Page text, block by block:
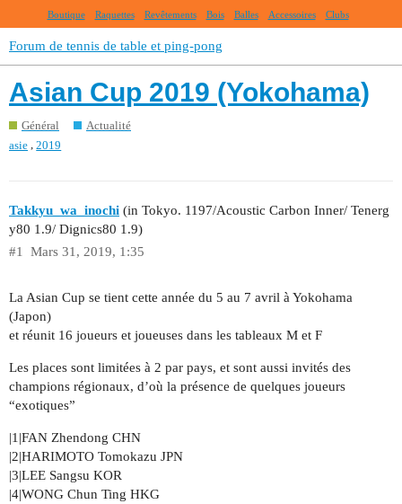
Boutique Raquettes Revêtements Bois Balles Accessoires Clubs
Forum de tennis de table et ping-pong
Asian Cup 2019 (Yokohama)
Général
Actualité
asie ,2019
Takkyu_wa_inochi (in Tokyo. 1197/Acoustic Carbon Inner/ Tenerg
y80 1.9/ Dignics80 1.9)
Mars 31, 2019, 1:35
#1
La Asian Cup se tient cette année du 5 au 7 avril à Yokohama
(Japon)
et réunit 16 joueurs et joueuses dans les tableaux M et F
Les places sont limitées à 2 par pays, et sont aussi invités des
champions régionaux, d’où la présence de quelques joueurs
“exotiques”
|1|FAN Zhendong CHN
|2|HARIMOTO Tomokazu JPN
|3|LEE Sangsu KOR
|4|WONG Chun Ting HKG